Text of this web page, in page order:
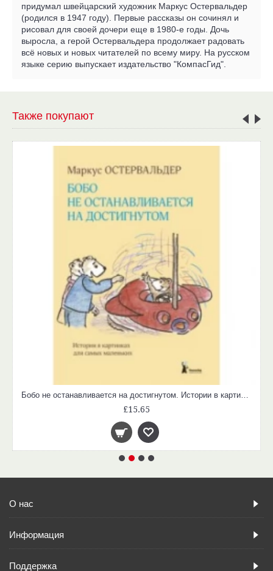
придумал швейцарский художник Маркус Остервальдер
(родился в 1947 году). Первые рассказы он сочинял и
рисовал для своей дочери еще в 1980-е годы. Дочь
выросла, а герой Остервальдера продолжает радовать
всё новых и новых читателей по всему миру. На русском
языке серию выпускает издательство "КомпасГид".
Также покупают
£15.65
О нас
Информация
Поддержка